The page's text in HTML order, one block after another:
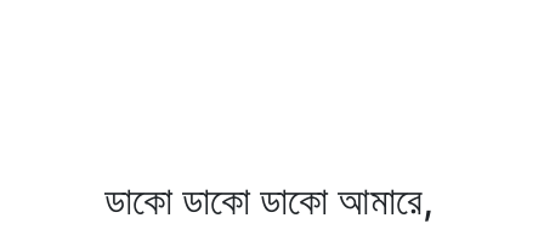
ডাকো ডাকো ডাকো আমারে,